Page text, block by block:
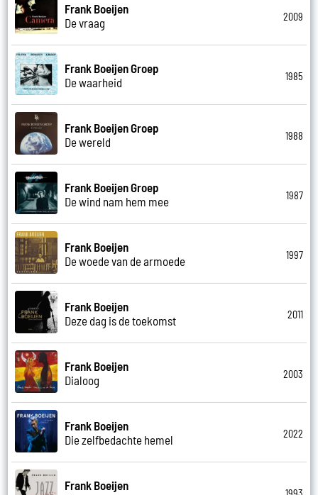
Frank Boeijen
De vraag
2009
Frank Boeijen Groep
De waarheid
1985
Frank Boeijen Groep
De wereld
1988
Frank Boeijen Groep
De wind nam hem mee
1987
Frank Boeijen
De woede van de armoede
1997
Frank Boeijen
Deze dag is de toekomst
2011
Frank Boeijen
Dialoog
2003
Frank Boeijen
Die zelfbedachte hemel
2022
Frank Boeijen